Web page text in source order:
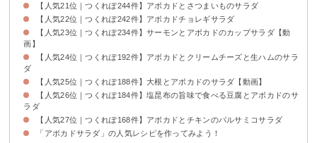
【人気21位｜つくれぽ244件】アボカドとさつまいものサラダ
【人気22位｜つくれぽ242件】アボカドチョレギサラダ
【人気23位｜つくれぽ234件】サーモンとアボカドのカップサラダ【動
画】
【人気24位｜つくれぽ192件】アボカドとクリームチーズと生ハムのサラ
ダ
【人気25位｜つくれぽ188件】大根とアボカドのサラダ【動画】
【人気26位｜つくれぽ184件】塩昆布の旨味で食べる豆腐とアボカドのサ
ラダ
【人気27位｜つくれぽ168件】アボカドとチキンのバルサミコサラダ
「アボカドサラダ」の人気レシピを作ってみよう！